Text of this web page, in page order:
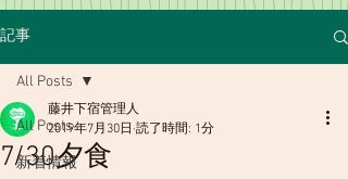
記事
All Posts
新着情報
All Posts
7/30夕食
藤井下宿管理人
2019年7月30日 読了時間: 1分